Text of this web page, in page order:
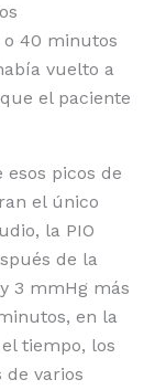
40 minutos
vuelto a
el paciente
picos de
el único
la PIO
de la
3 mmHg más
en la
tiempo, los
de varios